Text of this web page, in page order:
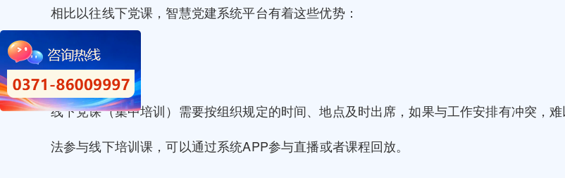
相比以往线下党课，智慧党建系统平台有着这些优势：
时间安排更灵活
线下党课（集中培训）需要按组织规定的时间、地点及时出席，如果与工作安排有冲突，
法参与线下培训课，可以通过系统APP参与直播或者课程回放。